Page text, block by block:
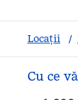
Locații /
Cu ce